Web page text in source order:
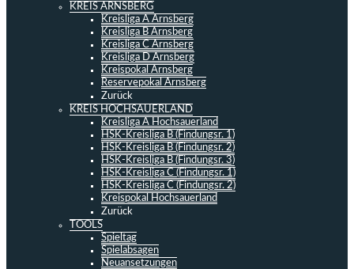
KREIS ARNSBERG
Kreisliga A Arnsberg
Kreisliga B Arnsberg
Kreisliga C Arnsberg
Kreisliga D Arnsberg
Kreispokal Arnsberg
Reservepokal Arnsberg
Zurück
KREIS HOCHSAUERLAND
Kreisliga A Hochsauerland
HSK-Kreisliga B (Findungsr. 1)
HSK-Kreisliga B (Findungsr. 2)
HSK-Kreisliga B (Findungsr. 3)
HSK-Kreisliga C (Findungsr. 1)
HSK-Kreisliga C (Findungsr. 2)
Kreispokal Hochsauerland
Zurück
TOOLS
Spieltag
Spielabsagen
Neuansetzungen